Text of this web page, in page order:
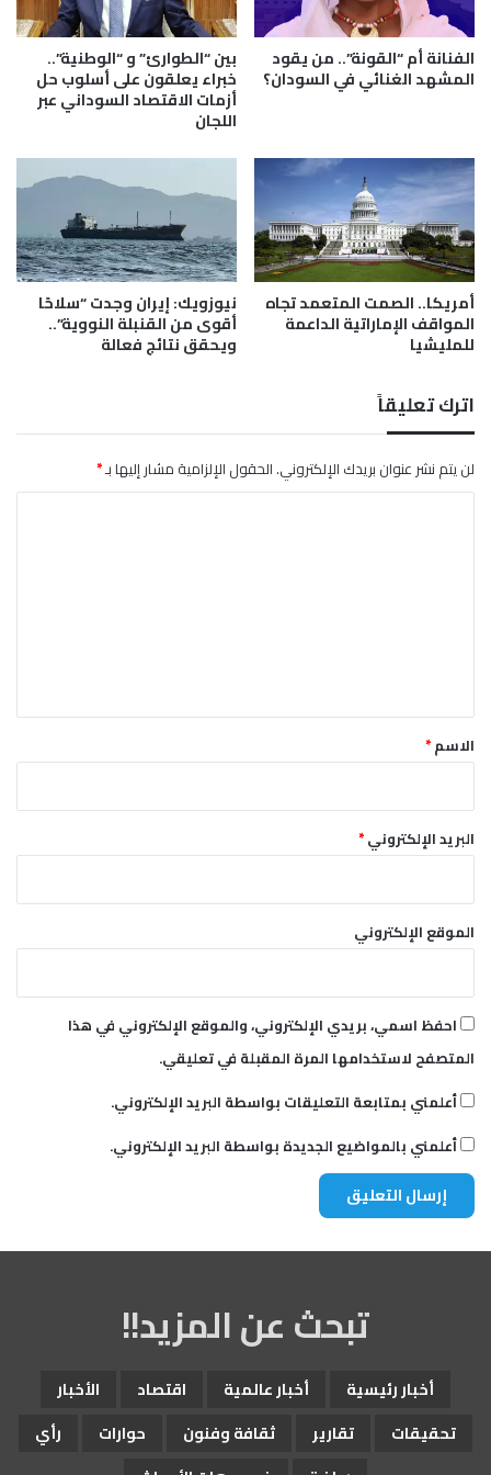
ه
د
ا
ل
ي
ل
ل
خ
ا
ر
ج
ي
.
ت
ي
ا
ع
ق
م
ش
ا
و
ر
ا
أ
ي
ة
الفنانة أم “القونة”.. من يقود
المشهد الغنائي في السودان؟
بين “الطوارئ” و “الوطنية”..
خبراء يعلقون على أسلوب حل
أزمات الاقتصاد السوداني عبر
اللجان
أمريكا.. الصمت المتعمد تجاه
المواقف الإماراتية الداعمة
للمليشيا
نيوزويك: إيران وجدت “سلاحًا
أقوى من القنبلة النووية”..
ويحقق نتائج فعالة
اترك تعليقاً
لن يتم نشر عنوان بريدك الإلكتروني.الحقول الإلزامية مشار إليها بـ*
*الاسم*
البريد الإلكتروني*
الموقع الإلكتروني
احفظ اسمي، بريدي الإلكتروني، والموقع الإلكتروني في هذا
المتصفح لاستخدامها المرة المقبلة في تعليقي.
أعلمني بمتابعة التعليقات بواسطة البريد الإلكتروني.
أعلمني بالمواضيع الجديدة بواسطة البريد الإلكتروني.
تبحث عن المزيد!!
أخبار رئيسية أخبار عالمية اقتصاد
الأخبار
تحقيقات
تقارير ثقافة وفنون حوارات
رأي